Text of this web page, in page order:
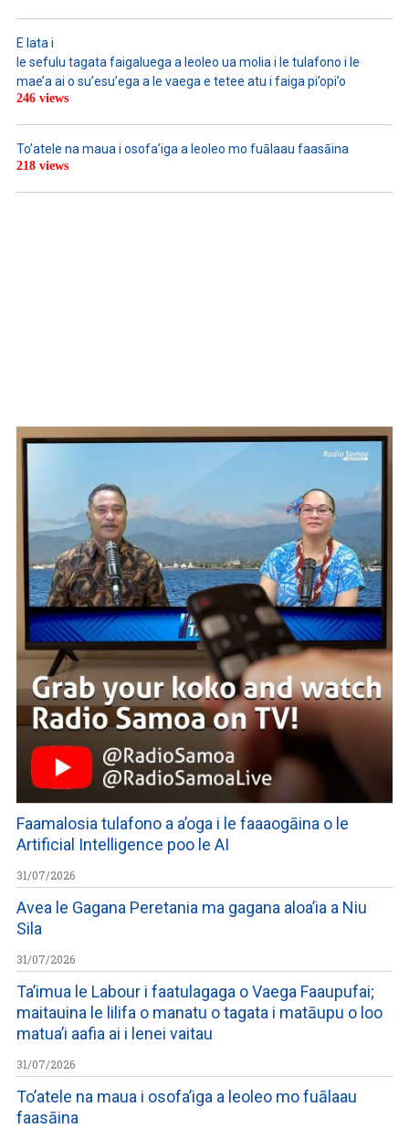
E lata i
le sefulu tagata faigaluega a leoleo ua molia i le tulafono i le
mae’a ai o su’esu’ega a le vaega e tetee atu i faiga pi’opi’o
246 views
To’atele na maua i osofa’iga a leoleo mo fuālaau faasāina
218 views
Faamalosia tulafono a a’oga i le faaaogāina o le
Artificial Intelligence poo le AI
31/07/2026
Avea le Gagana Peretania ma gagana aloa’ia a Niu
Sila
31/07/2026
Ta’imua le Labour i faatulagaga o Vaega Faaupufai;
maitauina le lilifa o manatu o tagata i matāupu o loo
matua’i aafia ai i lenei vaitau
31/07/2026
To’atele na maua i osofa’iga a leoleo mo fuālaau
faasāina